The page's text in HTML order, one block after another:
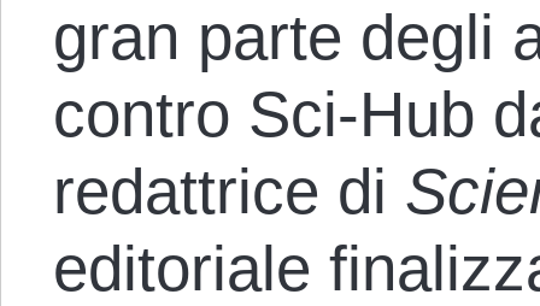
gran parte degli
contro Sci-Hub
redattrice di
editoriale